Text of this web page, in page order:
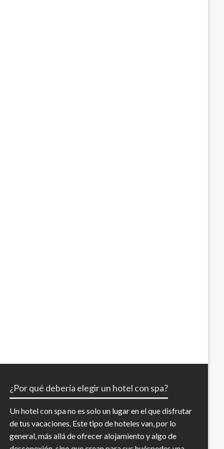
¿Por qué debería elegir un hotel con spa?
Un hotel con spa no es solo un lugar en el que disfrutar
de tus vacaciones. Este tipo de hoteles van, por lo
general, más allá de ofrecer alojamiento y algo de